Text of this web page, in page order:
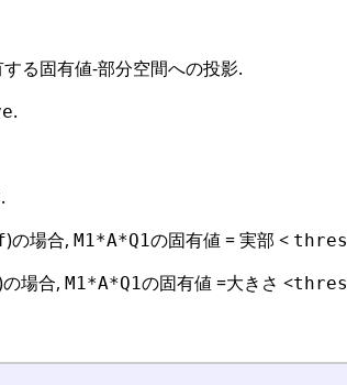
る固有値-部分空間への投影.
.
)の場合, M1*A*Q1の固有値 = 実部 < thres
場合, M1*A*Q1の固有値 =大きさ <thres